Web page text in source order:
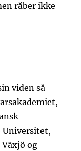
råber ikke
viden så
Universitet,
og